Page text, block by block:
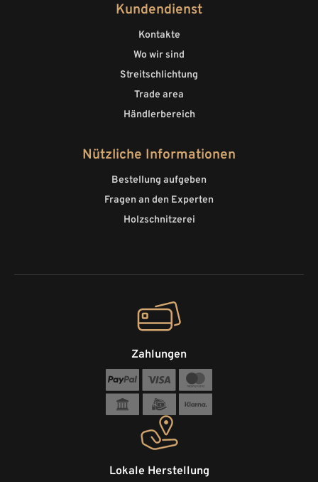
Kundendienst
Kontakte
Wo wir sind
Streitschlichtung
Trade area
Händlerbereich
Nützliche Informationen
Bestellung aufgeben
Fragen an den Experten
Holzschnitzerei
Lokale Herstellung
Zahlungen